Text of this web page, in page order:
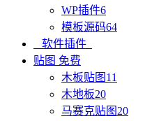
WP插件6
模板源码64
软件插件
贴图 免费
木板贴图 11
木地板20
马赛克贴图 20